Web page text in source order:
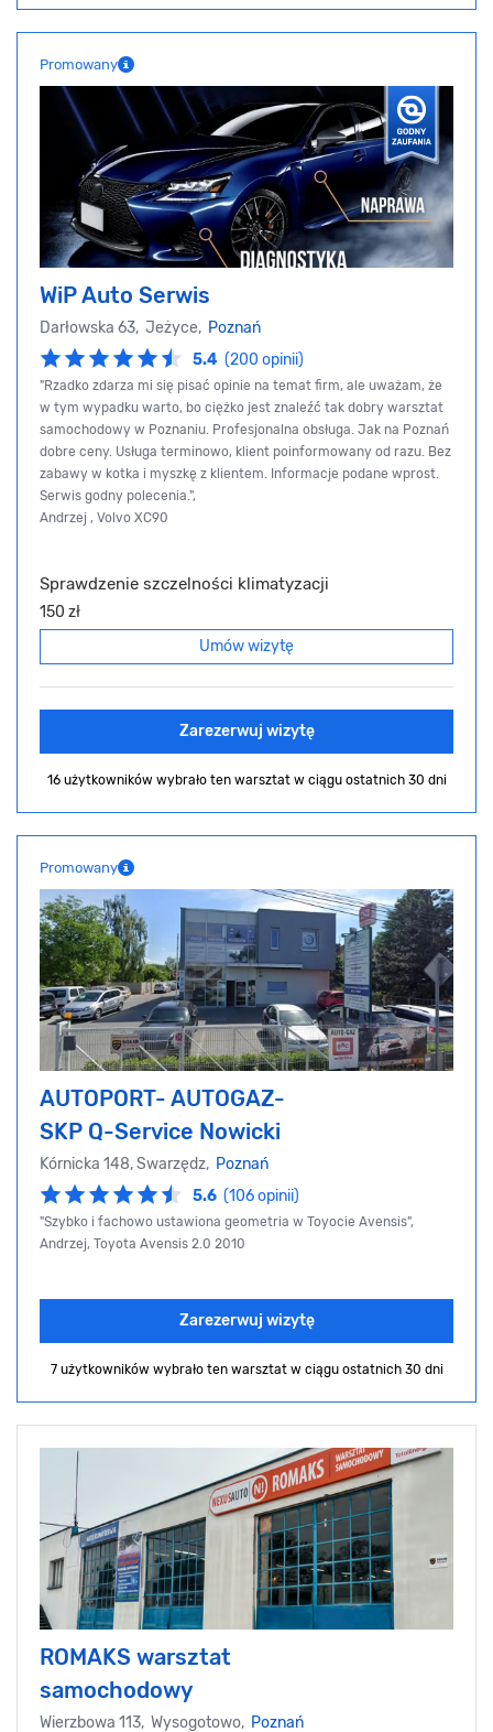
Promowany
WiP Auto Serwis
Darłowska 63, Jeżyce, Poznań
5.4 (200 opinii)
"Rzadko zdarza mi się pisać opinie na temat firm, ale uważam, że
w tym wypadku warto, bo ciężko jest znaleźć tak dobry warsztat
samochodowy w Poznaniu. Profesjonalna obsługa. Jak na Poznań
dobre ceny. Usługa terminowo, klient poinformowany od razu. Bez
zabawy w kotka i myszkę z klientem. Informacje podane wprost.
Serwis godny polecenia.",
Andrzej , Volvo XC90
Sprawdzenie szczelności klimatyzacji
150 zł
Umów wizytę
Zarezerwuj wizytę
16 użytkowników wybrało ten warsztat w ciągu ostatnich 30 dni
Promowany
AUTOPORT- AUTOGAZ-
SKP Q-Service Nowicki
Kórnicka 148, Swarzędz, Poznań
5.6 (106 opinii)
"Szybko i fachowo ustawiona geometria w Toyocie Avensis",
Andrzej, Toyota Avensis 2.0 2010
Zarezerwuj wizytę
7 użytkowników wybrało ten warsztat w ciągu ostatnich 30 dni
ROMAKS warsztat
samochodowy
Wierzbowa 113, Wysogotowo, Poznań